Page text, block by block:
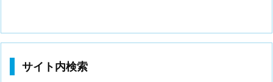
サイト内検索